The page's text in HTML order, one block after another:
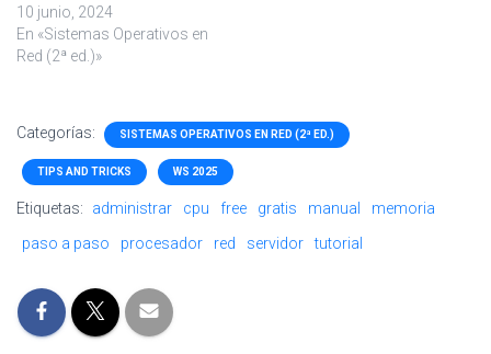
10 junio, 2024
En «Sistemas Operativos en
Red (2ª ed.)»
Categorías: SISTEMAS OPERATIVOS EN RED (2ª ED.)
TIPS AND TRICKS WS 2025
Etiquetas: administrar cpu free gratis manual
memoria
paso a paso
procesador red servidor tutorial